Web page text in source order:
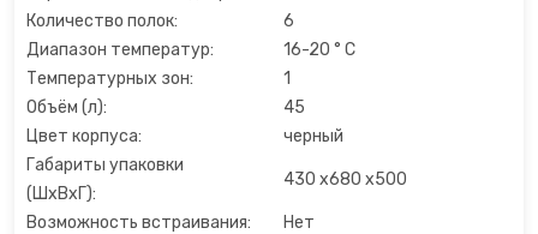
Количество полок:
6
Диапазон температур:
16-20 ° C
Температурных зон:
1
Объём (л):
45
Цвет корпуса:
черный
Габариты упаковки
(ШхВхГ):
430 x680 x500
Возможность встраивания: Нет
Открывалки
Пеновзбиватели
Перколяторы
Пицца мейкер